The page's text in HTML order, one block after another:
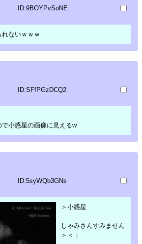
ID:9BOYPvSoNE
ないｗｗｗ
ID:SFfPGzDCQ2
で小惑星の画像に見えるw
ID:5syWQb3GNs
＞小惑星
しゃみさんすみません
＞＜；